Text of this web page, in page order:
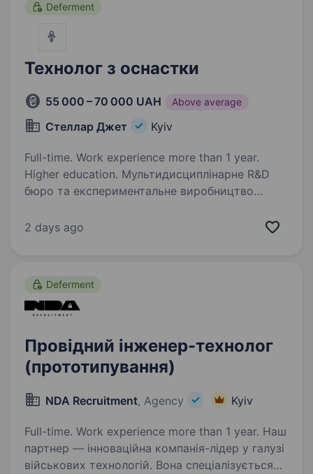
Deferment
Технолог з оснастки
55 000 – 70 000 UAH Above average
Стеллар Джет Kyiv
Full-time. Work experience more than 1 year.
Higher education. Мультидисциплінарне R&D
бюро та експериментальне виробництво
з оснастки. ДНІПРО БРОНЮЄМО з першого
2 days ago
Deferment
Провідний інженер-технолог
(прототипування)
NDA Recruitment, Agency Kyiv
Full-time. Work experience more than 1 year. Наш
партнер — інноваційна компанія-лідер у галузі
військових технологій. Вона спеціалізується